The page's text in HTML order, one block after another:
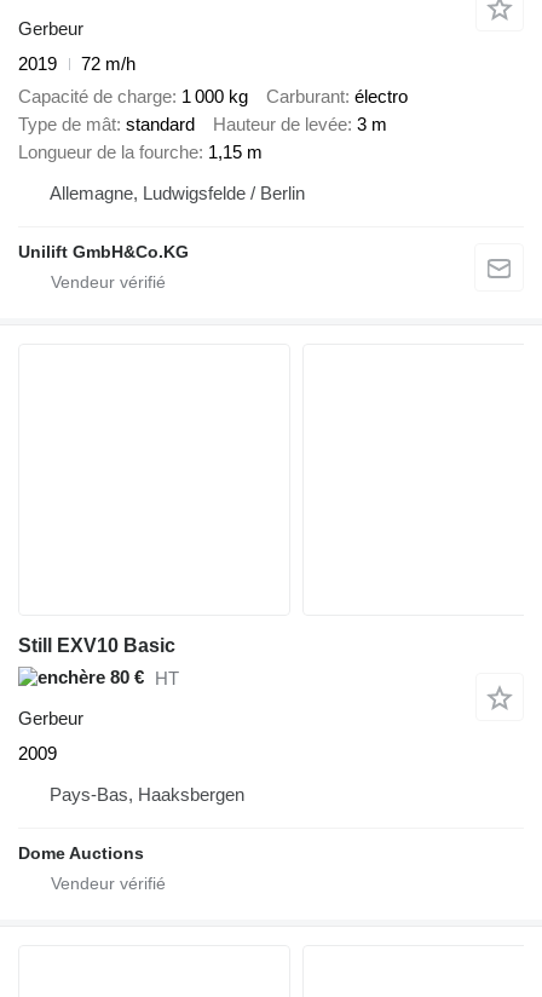
Gerbeur
2019
72 m/h
Capacité de charge 1 000 kg Carburant électro
Type de mât standard Hauteur de levée 3 m
Longueur de la fourche 1,15 m
Allemagne, Ludwigsfelde / Berlin
Unilift GmbH&Co.KG
Still EXV10 Basic
80 €
HT
Gerbeur
2009
Pays-Bas, Haaksbergen
Dome Auctions